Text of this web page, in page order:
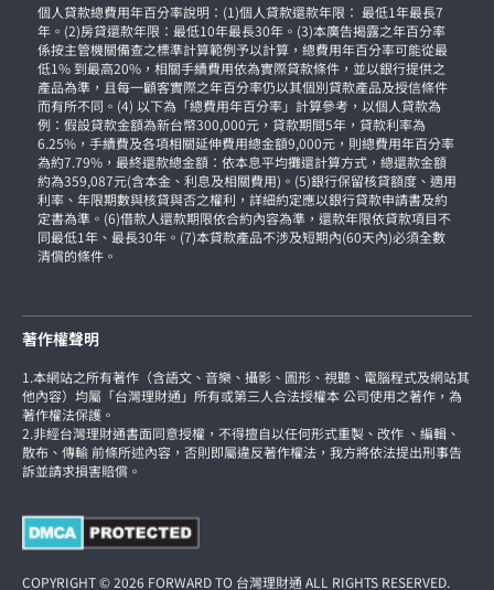
個人貸款總費用年百分率說明：(1)個人貸款還款年限： 最低1年最長7
年。(2)房貸還款年限：最低10年最長30年。(3)本廣告揭露之年百分率
係按主管機關備查之標準計算範例予以計算，總費用年百分率可能從最
低1% 到最高20%，相關手續費用依為實際貸款條件，並以銀行提供之
產品為準，且每一顧客實際之年百分率仍以其個別貸款產品及授信條件
而有所不同。(4) 以下為「總費用年百分率」計算參考，以個人貸款為
例：假設貸款金額為新台幣300,000元，貸款期間5年，貸款利率為
6.25%，手續費及各項相關延伸費用總金額9,000元，則總費用年百分率
為約7.79%，最終還款總金額：依本息平均攤還計算方式，總還款金額
約為359,087元(含本金、利息及相關費用)。(5)銀行保留核貸額度、適用
利率、年限期數與核貸與否之權利，詳細約定應以銀行貸款申請書及約
定書為準。(6)借款人還款期限依合約內容為準，還款年限依貸款項目不
同最低1年、最長30年。(7)本貸款產品不涉及短期內(60天內)必須全數
清償的條件。
著作權聲明
1.本網站之所有著作（含語文、音樂、攝影、圖形、視聽、電腦程式及網站其
他內容）均屬「台灣理財通」所有或第三人合法授權本 公司使用之著作，為
著作權法保護。
2.非經台灣理財通書面同意授權，不得擅自以任何形式重製、改作 、編輯、
散布、傳輸 前條所述內容，否則即屬違反著作權法，我方將依法提出刑事告
訴並請求損害賠償。
COPYRIGHT © 2026 FORWARD TO 台灣理財通 ALL RIGHTS RESERVED.